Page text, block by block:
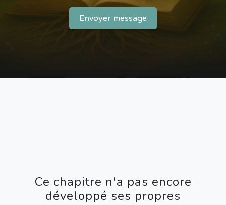
Envoyer message
Ce chapitre n'a pas encore
développé ses propres